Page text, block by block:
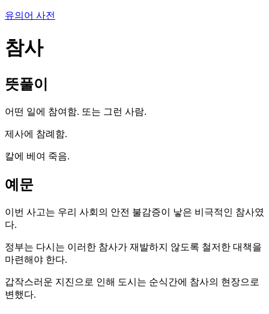
유의어 사전
참사
뜻풀이
어떤 일에 참여함. 또는 그런 사람.
제사에 참례함.
칼에 베여 죽음.
예문
이번 사고는 우리 사회의 안전 불감증이 낳은 비극적인 참사였
다.
정부는 다시는 이러한 참사가 재발하지 않도록 철저한 대책을
마련해야 한다.
갑작스러운 지진으로 인해 도시는 순식간에 참사의 현장으로
변했다.